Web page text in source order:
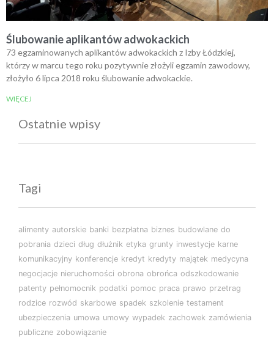
Ślubowanie aplikantów adwokackich
73 egzaminowanych aplikantów adwokackich z Izby Łódzkiej,
którzy w marcu tego roku pozytywnie złożyli egzamin zawodowy,
złożyło 6 lipca 2018 roku ślubowanie adwokackie.
WIĘCEJ
Ostatnie wpisy
Tagi
alimenty autorskie banki bezpłatna biznes budowlane do
pobrania dzieci dług dłużnik etyka grunty inwestycje karne
komunikacyjny konferencje kredyt kredyty majątek medycyna
negocjacje nieruchomości obrona obrońca odszkodowanie
patenty pełnomocnik podatki pomoc praca prawo przetrag
rodzice rozwód skarbowe spadek szkolenie testament
ubezpieczenia umowa umowy wypadek zachowek zamówienia
publiczne zobowiązanie